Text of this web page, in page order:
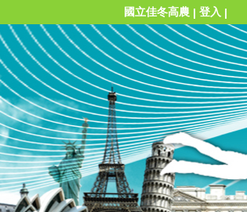
國立佳冬高農 | 登入 |